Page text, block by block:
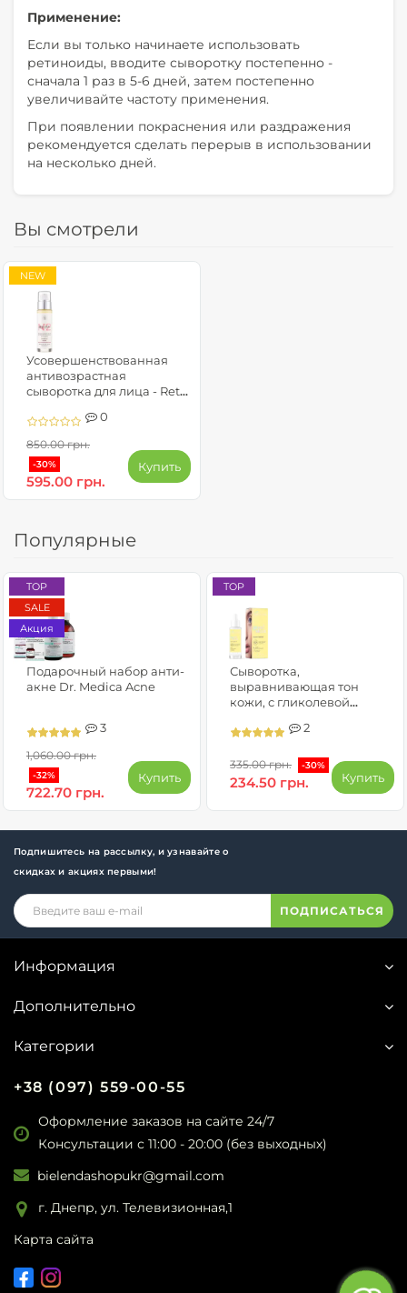
Применение:
Если вы только начинаете использовать
ретиноиды, вводите сыворотку постепенно -
сначала 1 раз в 5-6 дней, затем постепенно
увеличивайте частоту применения.
При появлении покраснения или раздражения
рекомендуется сделать перерыв в использовании
на несколько дней.
Вы смотрели
NEW
Усовершенствованная
антивозрастная
сыворотка для лица - Reti
0
850.00 грн.
-30%
595.00 грн.
Купить
Популярные
TOP
SALE
Акция
Подарочный набор анти-
акне Dr. Medica Acne
3
1,060.00 грн.
-32%
722.70 грн.
Купить
TOP
Сыворотка,
выравнивающая тон
кожи, с гликолевой
феруловой кислотой -
2
335.00 грн. -30%
234.50 грн. Купить
Подпишитесь на рассылку, и узнавайте о
скидках и акциях первыми!
ПОДПИСАТЬСЯ
Информация
Дополнительно
Категории
+38 (097) 559-00-55
Оформление заказов на сайте 24/7
Консультации с 11:00 - 20:00 (без выходных)
bielendashopukr@gmail.com
г. Днепр, ул. Телевизионная,1
Карта сайта